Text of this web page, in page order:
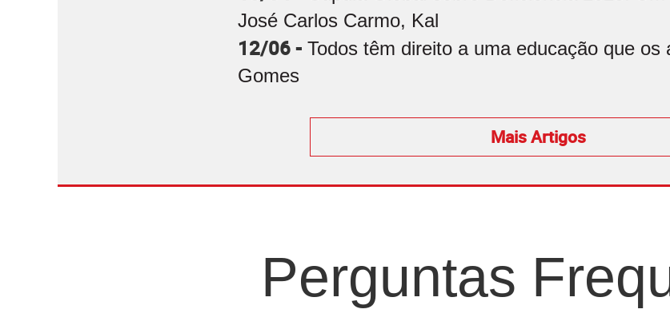
José Carlos Carmo, Kal
12/06 - Todos têm direito a uma educação que
Gomes
Mais Artigos
Perguntas